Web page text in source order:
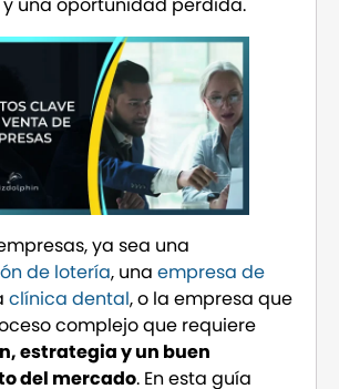
una oportunidad perdida.
ya sea una
de lotería, una empresa de
clínica dental, o la empresa que
complejo que requiere
estrategia y un buen
del mercado. En esta guía